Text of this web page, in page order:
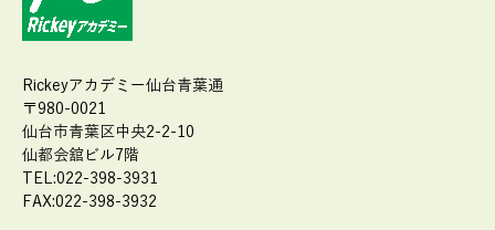
Rickeyアカデミー仙台青葉通
〒980-0021
仙台市青葉区中央2-2-10
仙都会舘ビル7階
TEL:022-398-3931
FAX:022-398-3932